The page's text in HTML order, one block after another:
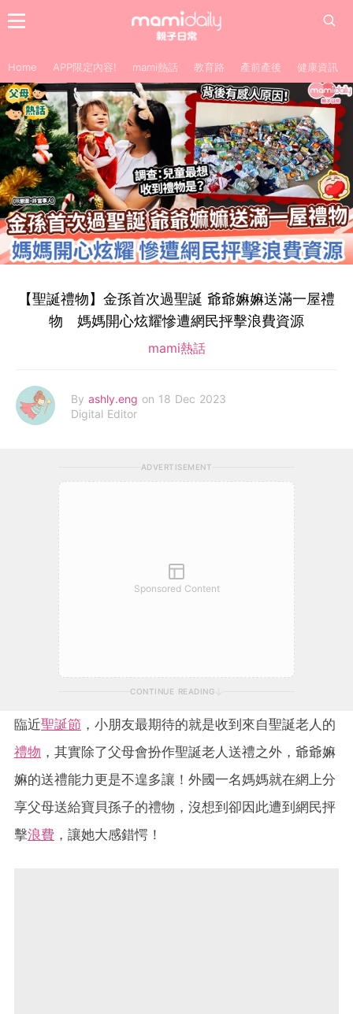
Home APP限定內容! mami熱話 教育路 產前產後 健康資訊
【聖誕禮物】金孫首次過聖誕 爺爺嫲嫲送滿一屋禮
物 媽媽開心炫耀慘遭網民抨擊浪費資源
mami熱話
By ashly.eng on 18 Dec 2023
Digital Editor
ADVERTISEMENT
Sponsored Content
CONTINUE READING
臨近聖誕節 ，小朋友最期待的就是收到來自聖誕老人的
禮物 ，其實除了父母會扮作聖誕老人送禮之外，爺爺嫲
嫲的送禮能力更是不遑多讓！外國一名媽媽就在網上分
享父母送給寶貝孫子的禮物，沒想到卻因此遭到網民抨
擊浪費 ，讓她大感錯愕！